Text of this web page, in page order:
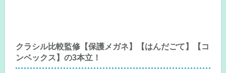
クラシル比較監修【保護メガネ】【はんだごて】【コ
ンベックス】の3本立！